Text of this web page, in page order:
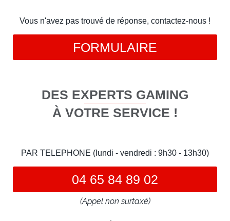
Vous n'avez pas trouvé de réponse, contactez-nous !
FORMULAIRE
DES EXPERTS GAMING
À VOTRE SERVICE !
PAR TELEPHONE (lundi - vendredi : 9h30 - 13h30)
04 65 84 89 02
(Appel non surtaxé)